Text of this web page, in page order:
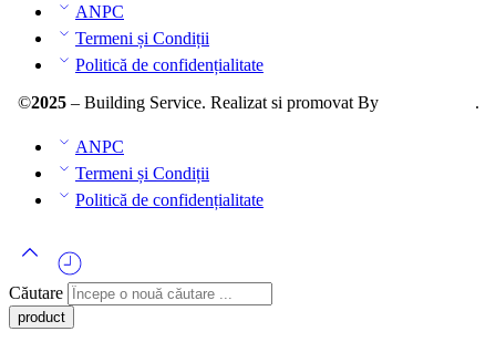
ANPC
Termeni și Condiții
Politică de confidențialitate
©2025– Building Service. Realizat si promovat By .
ANPC
Termeni și Condiții
Politică de confidențialitate
Căutare